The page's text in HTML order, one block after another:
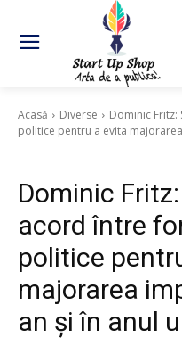
Acasă Diverse
Dominic
politice pentru a evita
Dominic
acord între
politice
majorarea
an și în anul